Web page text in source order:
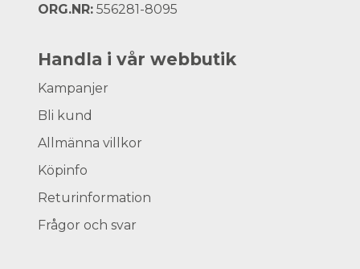
ORG.NR: 556281-8095
Handla i vår webbutik
Kampanjer
Bli kund
Allmänna villkor
Köpinfo
Returinformation
Frågor och svar